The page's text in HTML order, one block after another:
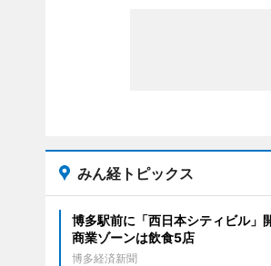
みん経トピックス
博多駅前に「西日本シティビル」
商業ゾーンは飲食5店
博多経済新聞